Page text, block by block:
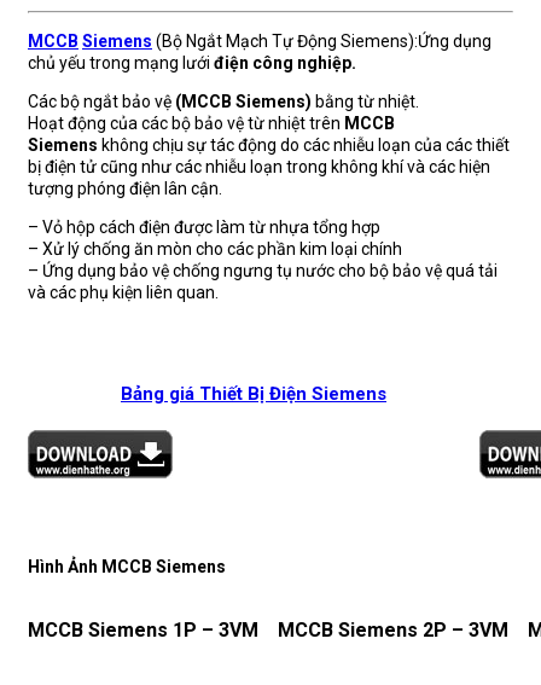
MCCB Siemens (Bộ Ngắt Mạch Tự Động Siemens):Ứng dụng
chủ yếu trong mạng lưới điện công nghiệp.
Các bộ ngắt bảo vệ (MCCB Siemens) bằng từ nhiệt.
Hoạt động của các bộ bảo vệ từ nhiệt trên MCCB
Siemens không chịu sự tác động do các nhiễu loạn của các thiết
bị điện tử cũng như các nhiễu loạn trong không khí và các hiện
tượng phóng điện lân cận.
– Vỏ hộp cách điện được làm từ nhựa tổng hợp
– Xử lý chống ăn mòn cho các phần kim loại chính
– Ứng dụng bảo vệ chống ngưng tụ nước cho bộ bảo vệ quá tải
và các phụ kiện liên quan.
Bảng giá Thiết Bị Điện Siemens
Hình Ảnh MCCB Siemens
MCCB Siemens 1P – 3VM MCCB Siemens 2P – 3VM